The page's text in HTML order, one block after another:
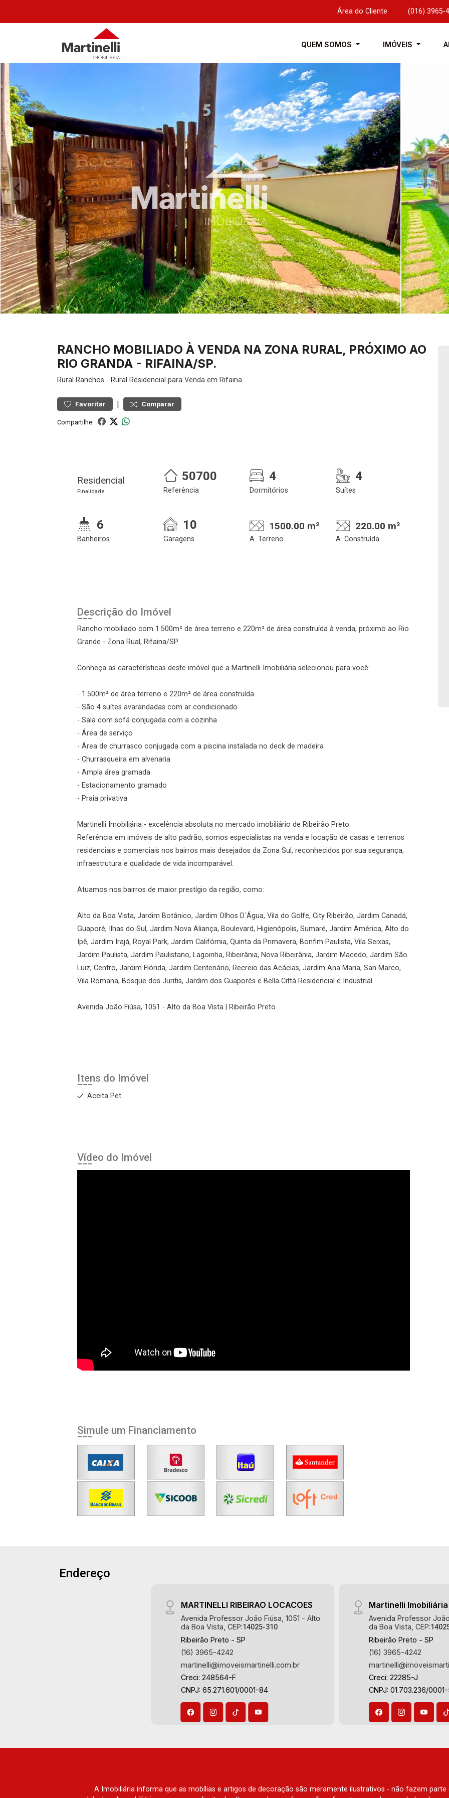
Área do Cliente (016) 3965-
QUEM SOMOS IMÓVEIS
RANCHO MOBILIADO À VENDA NA ZONA RURAL, PRÓXIMO AO
RIO GRANDA - RIFAINA/SP.
Rural Ranchos - Rural Residencial para Venda em Rifaina
Favoritar | Comparar
Compartilhe:
Residencial
Finalidade
50700
Referência
4
Dormitórios
4
Suítes
6
Banheiros
10
Garagens
1500.00 m²
A. Terreno
220.00 m²
A. Construída
Descrição do Imóvel
Rancho mobiliado com 1.500m² de área terreno e 220m² de área construída à venda, próximo ao Rio
Grande - Zona Rual, Rifaina/SP.
Conheça as características deste imóvel que a Martinelli Imobiliária selecionou para você:
- 1.500m² de área terreno e 220m² de área construída
- São 4 suítes avarandadas com ar condicionado
- Sala com sofá conjugada com a cozinha
- Área de serviço
- Área de churrasco conjugada com a piscina instalada no deck de madeira
- Churrasqueira em alvenaria
- Ampla área gramada
- Estacionamento gramado
- Praia privativa
Martinelli Imobiliária - excelência absoluta no mercado imobiliário de Ribeirão Preto.
Referência em imóveis de alto padrão, somos especialistas na venda e locação de casas e terrenos
residenciais e comerciais nos bairros mais desejados da Zona Sul, reconhecidos por sua segurança,
infraestrutura e qualidade de vida incomparável.
Atuamos nos bairros de maior prestígio da região, como:
Alto da Boa Vista, Jardim Botânico, Jardim Olhos D`Água, Vila do Golfe, City Ribeirão, Jardim Canadá,
Guaporé, Ilhas do Sul, Jardim Nova Aliança, Boulevard, Higienópolis, Sumaré, Jardim América, Alto do
Ipê, Jardim Irajá, Royal Park, Jardim Califórnia, Quinta da Primavera, Bonfim Paulista, Vila Seixas,
Jardim Paulista, Jardim Paulistano, Lagoinha, Ribeirânia, Nova Ribeirânia, Jardim Macedo, Jardim São
Luiz, Centro, Jardim Flórida, Jardim Centenário, Recreio das Acácias, Jardim Ana Maria, San Marco,
Vila Romana, Bosque dos Juritis, Jardim dos Guaporés e Bella Città Residencial e Industrial.
Avenida João Fiúsa, 1051 - Alto da Boa Vista | Ribeirão Preto
Itens do Imóvel
Aceita Pet
Vídeo do Imóvel
Simule um Financiamento
Onde deseja encontrar
Confirmar dados da
Realize o login
Esqueci minha senha
Endereço
MARTINELLI RIBEIRAO LOCACOES
Avenida Professor João Fiúsa, 1051 - Alto
da Boa Vista, CEP:14025-310
Ribeirão Preto - SP
(16) 3965-4242
martinelli@imoveismartinelli.com.br
Creci: 248564-F
CNPJ: 65.271.601/0001-84
Martinelli Imobiliária
Avenida Professor
da Boa Vista, CEP:
Ribeirão Preto - SP
(16) 3965-4242
Creci: 22285-J
CNPJ: 01.703.236/
A Imobiliária informa que as mobílias e artigos de decoração são meramente ilustrativos - não fazem